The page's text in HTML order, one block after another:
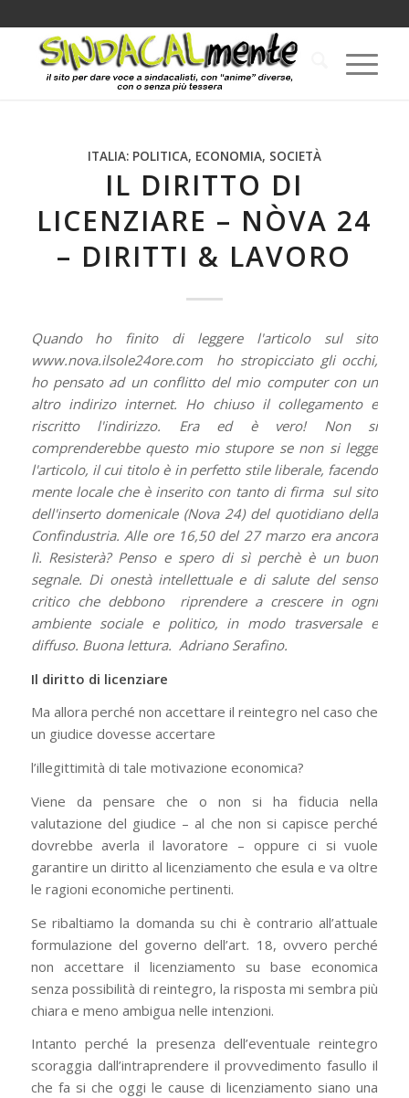
ITALIA: POLITICA, ECONOMIA, SOCIETÀ
IL DIRITTO DI
LICENZIARE – NÒVA 24
– DIRITTI & LAVORO
Quando ho finito di leggere l'articolo sul sito
www.nova.ilsole24ore.com ho stropicciato gli occhi,
ho pensato ad un conflitto del mio computer con un
altro indirizo internet. Ho chiuso il collegamento e
riscritto l'indirizzo. Era ed è vero! Non si
comprenderebbe questo mio stupore se non si legge
l'articolo, il cui titolo è in perfetto stile liberale, facendo
mente locale che è inserito con tanto di firma sul sito
dell'inserto domenicale (Nova 24) del quotidiano della
Confindustria. Alle ore 16,50 del 27 marzo era ancora
lì. Resisterà? Penso e spero di sì perchè è un buon
segnale. Di onestà intellettuale e di salute del senso
critico che debbono riprendere a crescere in ogni
ambiente sociale e politico, in modo trasversale e
diffuso. Buona lettura. Adriano Serafino.
Il diritto di licenziare
Ma allora perché non accettare il reintegro nel caso che
un giudice dovesse accertare
l’illegittimità di tale motivazione economica?
Viene da pensare che o non si ha fiducia nella
valutazione del giudice – al che non si capisce perché
dovrebbe averla il lavoratore – oppure ci si vuole
garantire un diritto al licenziamento che esula e va oltre
le ragioni economiche pertinenti.
Se ribaltiamo la domanda su chi è contrario all’attuale
formulazione del governo dell’art. 18, ovvero perché
non accettare il licenziamento su base economica
senza possibilità di reintegro, la risposta mi sembra più
chiara e meno ambigua nelle intenzioni.
Intanto perché la presenza dell’eventuale reintegro
scoraggia dall’intraprendere il provvedimento fasullo il
che fa si che oggi le cause di licenziamento siano una